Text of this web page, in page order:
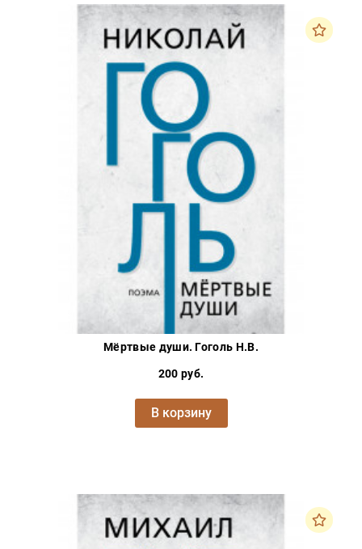
Мёртвые души. Гоголь Н.В.
200 руб.
В корзину